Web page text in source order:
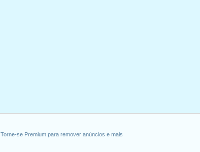
Torne-se Premium para remover anúncios e mais